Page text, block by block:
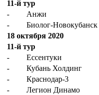
11-й тур
-
Анжи
-
Биолог-Новокубанск
18 октября 2020
11-й тур
-
Ессентуки
-
Кубань Холдинг
-
Краснодар-3
-
Легион Динамо